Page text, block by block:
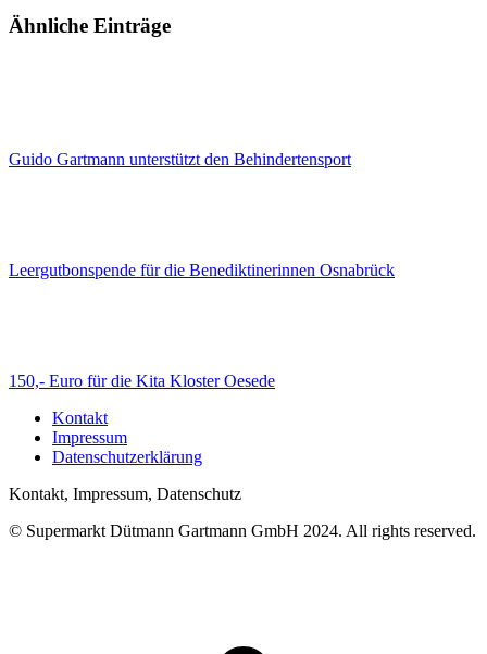
Ähnliche Einträge
Guido Gartmann unterstützt den Behindertensport
Leergutbonspende für die Benediktinerinnen Osnabrück
150,- Euro für die Kita Kloster Oesede
Kontakt
Impressum
Datenschutzerklärung
Kontakt, Impressum, Datenschutz
© Supermarkt Dütmann Gartmann GmbH 2024. All rights reserved.